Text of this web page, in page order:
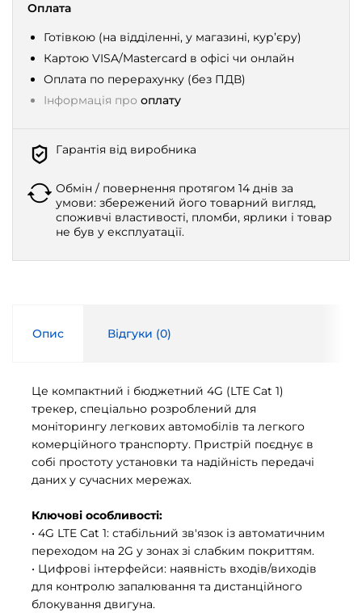
Оплата
Готівкою (на відділенні, у магазині, кур’єру)
Картою VISA/Mastercard в офісі чи онлайн
Оплата по перерахунку (без ПДВ)
Інформація про оплату
Гарантія від виробника
Обмін / повернення протягом 14 днів за
умови: збережений його товарний вигляд,
споживчі властивості, пломби, ярлики і товар
не був у експлуатації.
Опис Відгуки (0)
Це компактний і бюджетний 4G (LTE Cat 1)
трекер, спеціально розроблений для
моніторингу легкових автомобілів та легкого
комерційного транспорту. Пристрій поєднує в
собі простоту установки та надійність передачі
даних у сучасних мережах.
Ключові особливості:
• 4G LTE Cat 1: стабільний зв'язок із автоматичним
переходом на 2G у зонах зі слабким покриттям.
• Цифрові інтерфейси: наявність входів/виходів
для контролю запалювання та дистанційного
блокування двигуна.